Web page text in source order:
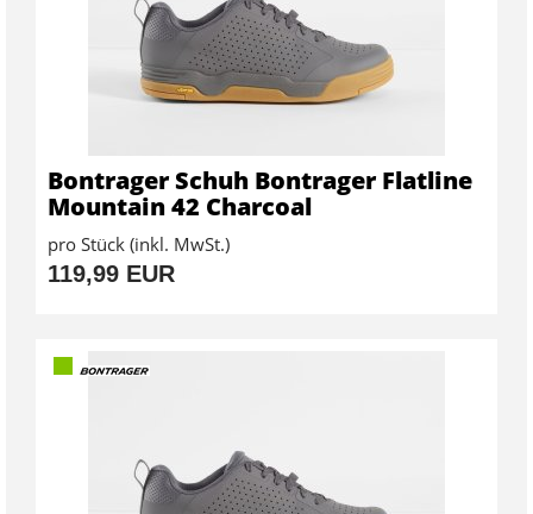
Bontrager Schuh Bontrager Flatline
Mountain 42 Charcoal
pro Stück (inkl. MwSt.)
119,99 EUR